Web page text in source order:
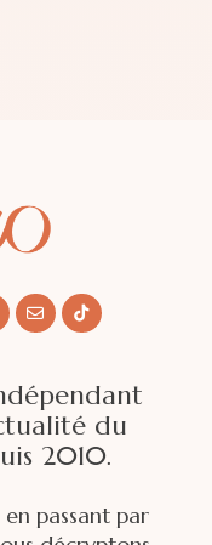
du
2010.
passant par